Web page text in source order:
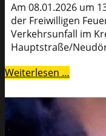
Am 08.01.2026 um
der Freiwilligen
Verkehrsunfall im
Hauptstraße/
Weiterlesen …